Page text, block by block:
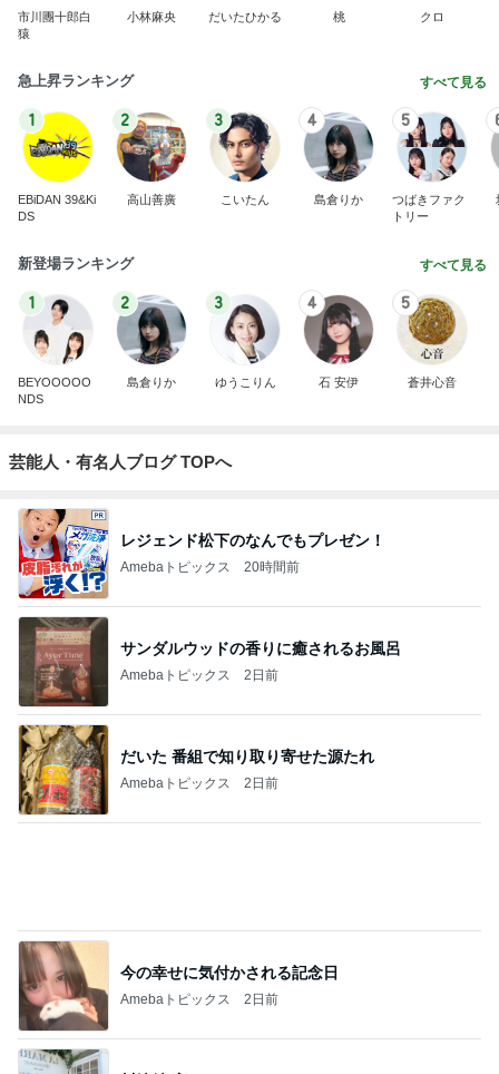
市川團十郎白
猿
小林麻央 だいたひかる 桃 クロ
急上昇ランキング すべて見る
1
EBiDAN 39&Ki
DS
2
高山善廣
3
こいたん
4
島倉りか
5
つばきファク
トリー
新登場ランキング すべて見る
1
BEYOOOOO
NDS
2
島倉りか
3
ゆうこりん
4
石 安伊
5
蒼井心音
芸能人・有名人ブログ TOPへ
レジェンド松下のなんでもプレゼン！
Amebaトピックス 20時間前
サンダルウッドの香りに癒されるお風呂
Amebaトピックス 2日前
だいた 番組で知り取り寄せた源たれ
Amebaトピックス 2日前
川崎希 褒められたレストラン
Amebaトピックス 2日前